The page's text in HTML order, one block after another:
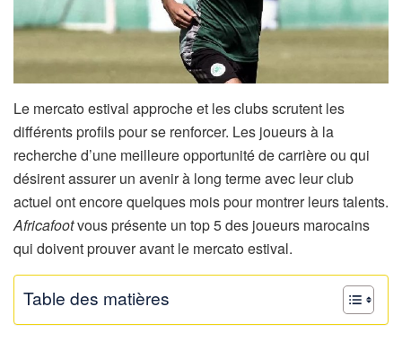
Le mercato estival approche et les clubs scrutent les
différents profils pour se renforcer. Les joueurs à la
recherche d’une meilleure opportunité de carrière ou qui
désirent assurer un avenir à long terme avec leur club
actuel ont encore quelques mois pour montrer leurs talents.
Africafootvous présente un top 5 des joueurs marocains
qui doivent prouver avant le mercato estival.
Table des matières